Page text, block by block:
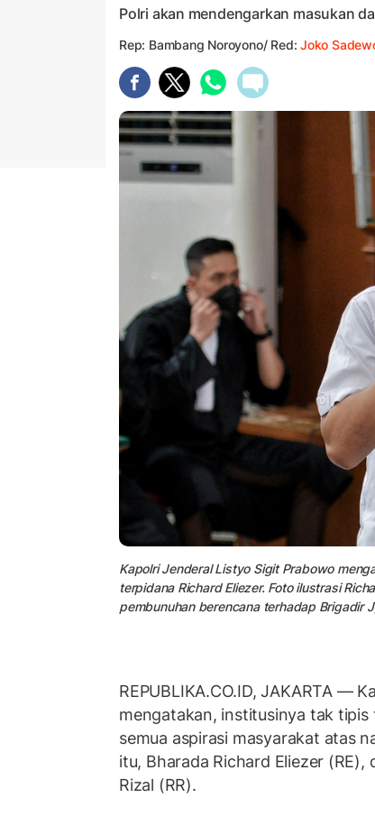
Polri akan mendengarkan masukan
Rep: Bambang Noroyono/ Red:Joko
Kapolri Jenderal Listyo Sigit Prabowo
terpidana Richard Eliezer. Foto ilustrasi
pembunuhan berencana terhadap Brigadir
REPUBLIKA.CO.ID, JAKARTA —
mengatakan, institusinya tak
semua aspirasi masyarakat atas
itu, Bharada Richard Eliezer
Rizal (RR).